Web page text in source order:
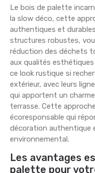
Le bois de palette
la slow déco, cette
authentiques et
structures robustes,
réduction des déchets
aux qualités
ce look rustique si
extérieur, avec leurs
qui apportent un
terrasse. Cette
écoresponsable qui
décoration authentique
environnemental.
Les avantages
palette pour